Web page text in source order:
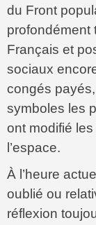
du Front
profondément
Français et
sociaux
congés
symboles les
ont modifié
l’espace.
À l’heure
oublié ou
réflexion